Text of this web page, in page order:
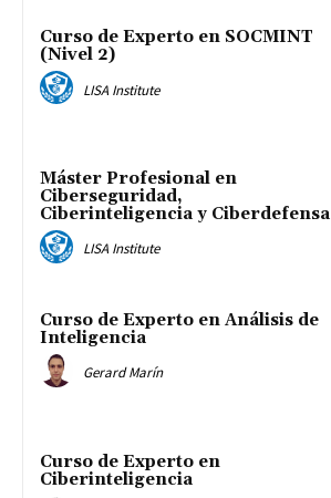
Curso de Experto en SOCMINT
(Nivel 2)
LISA Institute
Máster Profesional en
Ciberseguridad,
Ciberinteligencia y Ciberdefensa
LISA Institute
Curso de Experto en Análisis de
Inteligencia
Gerard Marín
Curso de Experto en
Ciberinteligencia